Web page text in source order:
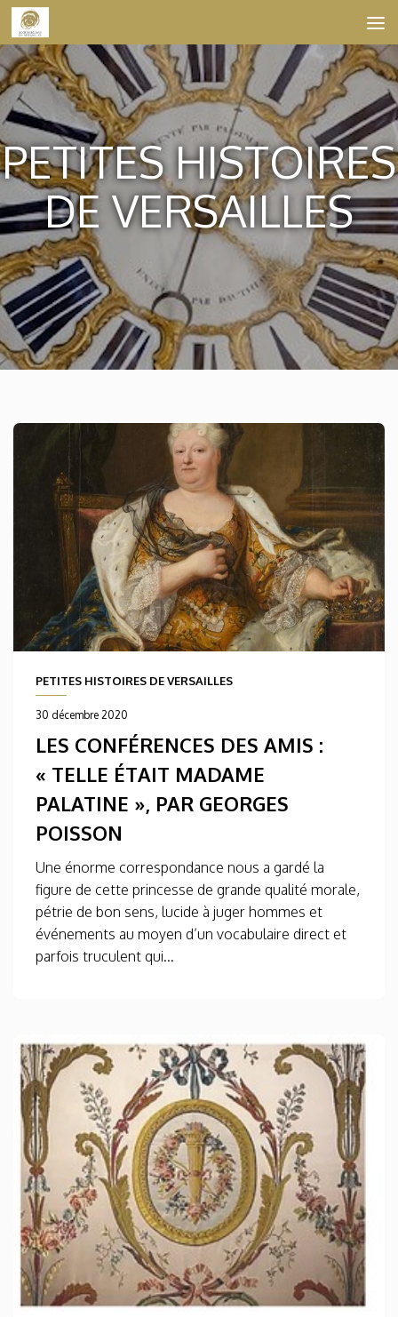
Skip to content
PETITES HISTOIRES
DE VERSAILLES
PETITES HISTOIRES DE VERSAILLES
30 décembre 2020
LES CONFÉRENCES DES AMIS :
« TELLE ÉTAIT MADAME
PALATINE », PAR GEORGES
POISSON
Une énorme correspondance nous a gardé la
figure de cette princesse de grande qualité morale,
pétrie de bon sens, lucide à juger hommes et
événements au moyen d’un vocabulaire direct et
parfois truculent qui...